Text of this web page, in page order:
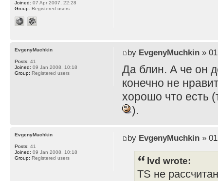
Joined: 07 Apr 2007, 22:28
Group: Registered users
by EvgenyMuchkin» 01
Да блин. А че он
конечно не
хорошо что есть
).
EvgenyMuchkin
Posts: 41
Joined: 09 Jan 2008, 10:18
Group: Registered users
by EvgenyMuchkin» 01
lvd wrote:
TS не
EvgenyMuchkin
Posts: 41
Joined: 09 Jan 2008, 10:18
Group: Registered users